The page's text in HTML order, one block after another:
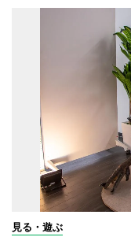
見る・遊ぶ